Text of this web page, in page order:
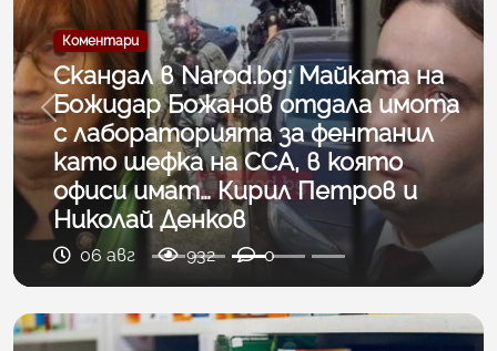
Коментари
Скандал в Narod.bg: Майката на
Божидар Божанов отдала имота
с лабораторията за фентанил
като шефка на ССА, в която
офиси имат… Кирил Петров и
Николай Денков
06 авг 932 0
Previous Next